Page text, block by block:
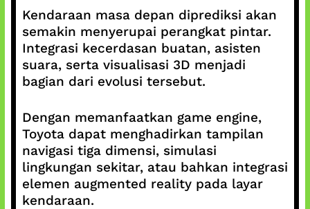
Kendaraan masa depan diprediksi akan
semakin menyerupai perangkat pintar.
Integrasi kecerdasan buatan, asisten
suara, serta visualisasi 3D menjadi
bagian dari evolusi tersebut.
Dengan memanfaatkan game engine,
Toyota dapat menghadirkan tampilan
navigasi tiga dimensi, simulasi
lingkungan sekitar, atau bahkan integrasi
elemen augmented reality pada layar
kendaraan.